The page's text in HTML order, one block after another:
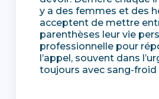
y a des femmes et des
acceptent de mettre
parenthèses leur vie
professionnelle pour
l’appel, souvent dans
toujours avec sang-